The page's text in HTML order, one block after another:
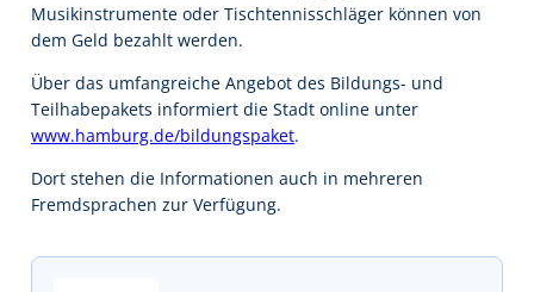
Musikinstrumente oder Tischtennisschläger können von
dem Geld bezahlt werden.
Über das umfangreiche Angebot des Bildungs- und
Teilhabepakets informiert die Stadt online unter
www.hamburg.de/bildungspaket.
Dort stehen die Informationen auch in mehreren
Fremdsprachen zur Verfügung.